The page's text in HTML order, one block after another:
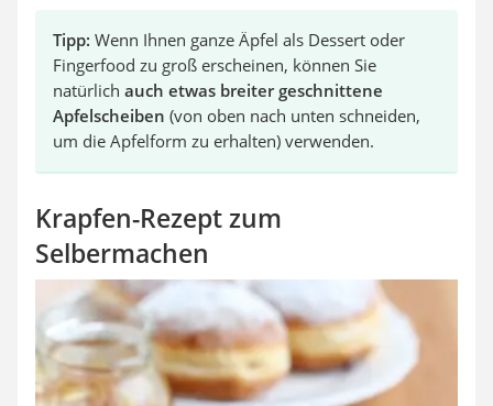
Tipp: Wenn Ihnen ganze Äpfel als Dessert oder
Fingerfood zu groß erscheinen, können Sie
natürlich auch etwas breiter geschnittene
Apfelscheiben (von oben nach unten schneiden,
um die Apfelform zu erhalten) verwenden.
Krapfen-Rezept zum
Selbermachen